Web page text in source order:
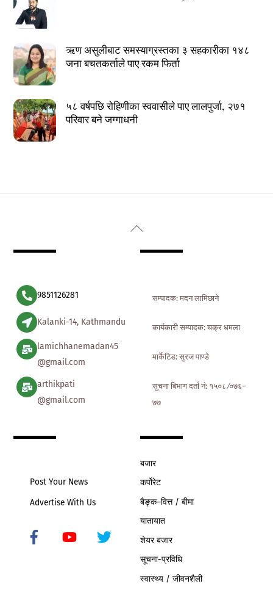
ऋण असुलीबाट समस्याग्रस्तका ३ सहकारीका १४८
जना बचतकर्ताले पाए रकम फिर्ता
५८ वर्षपछि रोहिणीका स्ववासीले पाए लालपुर्जा, २७१
परिवार बने जग्गाधनी
Back
9851126281
Kalanki-14, Kathmandu
lamichhanemadan45
@gmail.com
arthikpati
@gmail.com
सम्पादक: मदन लामिछाने
कार्यकारी सम्पादक: चक्र धमला
मार्केटिड: सुरज पाण्डे
सुचना बिभाग दर्ता नं: १५०८ ∕०७६–
७७
Post Your News
Advertise With Us
Icon
बजार
कर्पोरेट
बैङ्क–वित्त / बीमा
यातायात
शेयर बजार
सूचना-प्रविधि
स्वास्थ्य / जीवनशैली